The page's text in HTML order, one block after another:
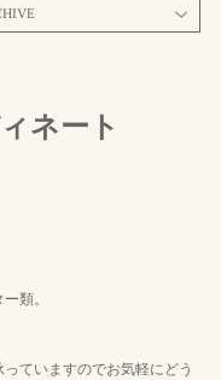
ネート
類。
ていますのでお気軽にどう